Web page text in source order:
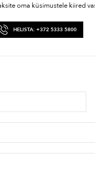
oma küsimustele kiired
HELISTA: +372 5333 5800